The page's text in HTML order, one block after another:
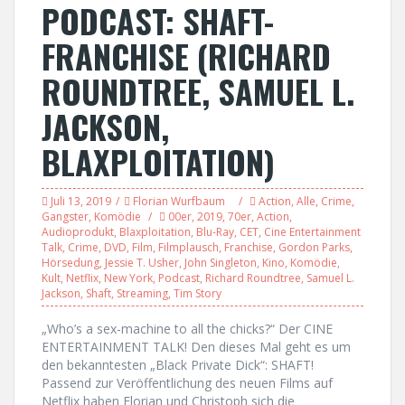
PODCAST: SHAFT-
FRANCHISE (RICHARD
ROUNDTREE, SAMUEL L.
JACKSON,
BLAXPLOITATION)
Juli 13, 2019 Florian Wurfbaum Action, Alle, Crime,
Gangster, Komödie 00er, 2019, 70er, Action,
Audioprodukt, Blaxploitation, Blu-Ray, CET, Cine Entertainment
Talk, Crime, DVD, Film, Filmplausch, Franchise, Gordon Parks,
Hörsedung, Jessie T. Usher, John Singleton, Kino, Komödie,
Kult, Netflix, New York, Podcast, Richard Roundtree, Samuel L.
Jackson, Shaft, Streaming, Tim Story
„Who’s a sex-machine to all the chicks?“ Der CINE
ENTERTAINMENT TALK! Den dieses Mal geht es um
den bekanntesten „Black Private Dick“: SHAFT!
Passend zur Veröffentlichung des neuen Films auf
Netflix haben Florian und Christoph sich die